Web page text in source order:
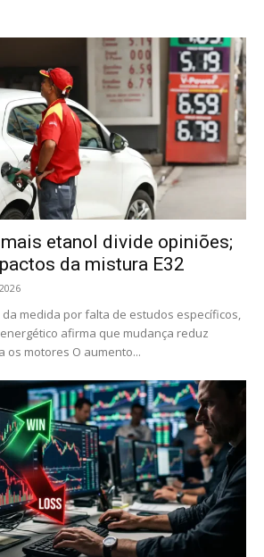
etanol divide opiniões;
da mistura E32
da medida por falta de estudos específicos,
afirma que mudança reduz
os motores O aumento...